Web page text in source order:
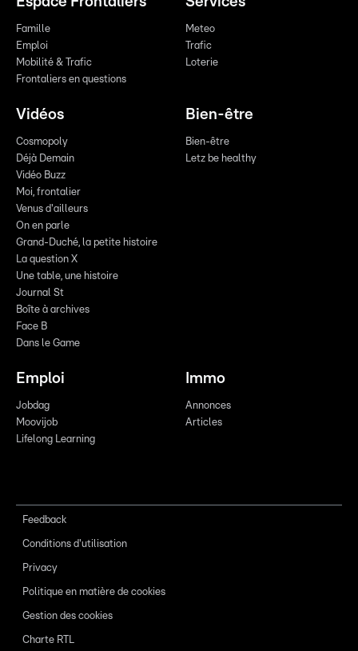
Famille
Emploi
Mobilité & Trafic
Frontaliers en questions
Meteo
Trafic
Loterie
Vidéos
Cosmopoly
Déjà Demain
Vidéo Buzz
Moi, frontalier
Venus d'ailleurs
On en parle
Grand-Duché, la petite histoire
La question X
Une table, une histoire
Journal St
Boîte à archives
Face B
Dans le Game
Bien-être
Bien-être
Letz be healthy
Emploi
Jobdag
Moovijob
Lifelong Learning
Immo
Annonces
Articles
Feedback
Conditions d'utilisation
Privacy
Politique en matière de cookies
Gestion des cookies
Charte RTL